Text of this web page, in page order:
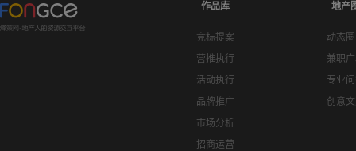
作品库
竞标提案
营推执行
活动执行
品牌推广
市场分析
招商运营
地产
动态
兼职
专业
创意